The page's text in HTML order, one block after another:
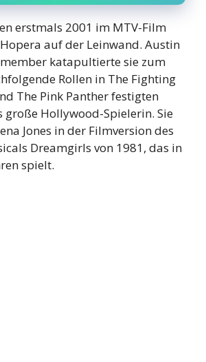
erstmals 2001 im MTV-Film
auf der Leinwand. Austin
katapultierte sie zum
Rollen in The Fighting
The Pink Panther festigten
große Hollywood-Spielerin. Sie
Jones in der Filmversion des
Dreamgirls von 1981, das in
spielt.